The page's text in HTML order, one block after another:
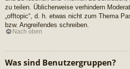
zu teilen. Üblicherweise verhindern
„offtopic“, d. h. etwas nicht zum Thema
bzw. Angreifendes schreiben.
Nach oben
Was sind Benutzergruppen?